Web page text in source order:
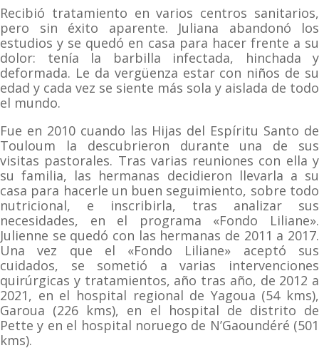
Recibió tratamiento en varios centros sanitarios,
pero sin éxito aparente. Juliana abandonó los
estudios y se quedó en casa para hacer frente a su
dolor: tenía la barbilla infectada, hinchada y
deformada. Le da vergüenza estar con niños de su
edad y cada vez se siente más sola y aislada de todo
el mundo.
Fue en 2010 cuando las Hijas del Espíritu Santo de
Touloum la descubrieron durante una de sus
visitas pastorales. Tras varias reuniones con ella y
su familia, las hermanas decidieron llevarla a su
casa para hacerle un buen seguimiento, sobre todo
nutricional, e inscribirla, tras analizar sus
necesidades, en el programa «Fondo Liliane».
Julienne se quedó con las hermanas de 2011 a 2017.
Una vez que el «Fondo Liliane» aceptó sus
cuidados, se sometió a varias intervenciones
quirúrgicas y tratamientos, año tras año, de 2012 a
2021, en el hospital regional de Yagoua (54 kms),
Garoua (226 kms), en el hospital de distrito de
Pette y en el hospital noruego de N’Gaoundéré (501
kms).